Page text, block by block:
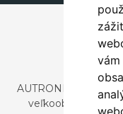
AUTRONIC, s.r.o. je
veľkoobchodným